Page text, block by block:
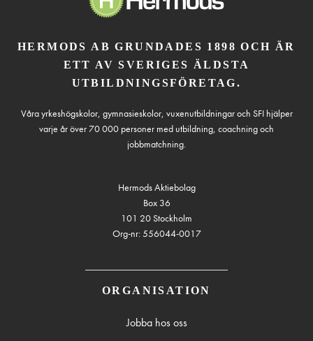
HERMODS AB GRUNDADES 1898 OCH ÄR
ETT AV SVERIGES ÄLDSTA
UTBILDNINGSFÖRETAG.
Våra yrkeshögskolor, gymnasieskolor, vuxenutbildningar och SFI hjälper
varje år över 70 000 personer med utbildning, coachning och
jobbmatchning.
Hermods Aktiebolag
Box 36
101 20 Stockholm
Org-nr: 556044-0017
ORGANISATION
Jobba hos oss